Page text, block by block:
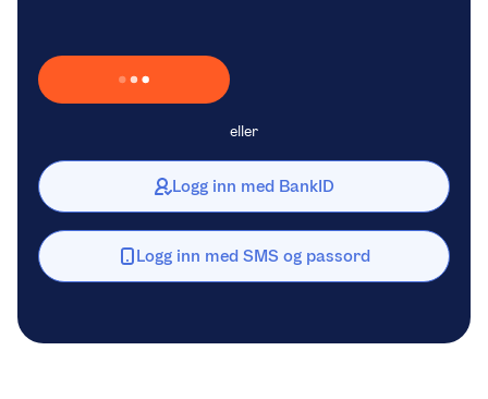
Laster inn Vipps …
eller
Logg inn med BankID
Logg inn med SMS og passord